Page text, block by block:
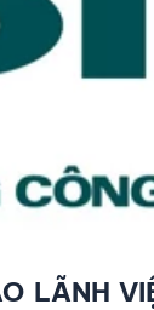
LÃNH